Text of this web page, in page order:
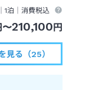
1泊 ｜消費税込
〜210,100 円
見る（25）